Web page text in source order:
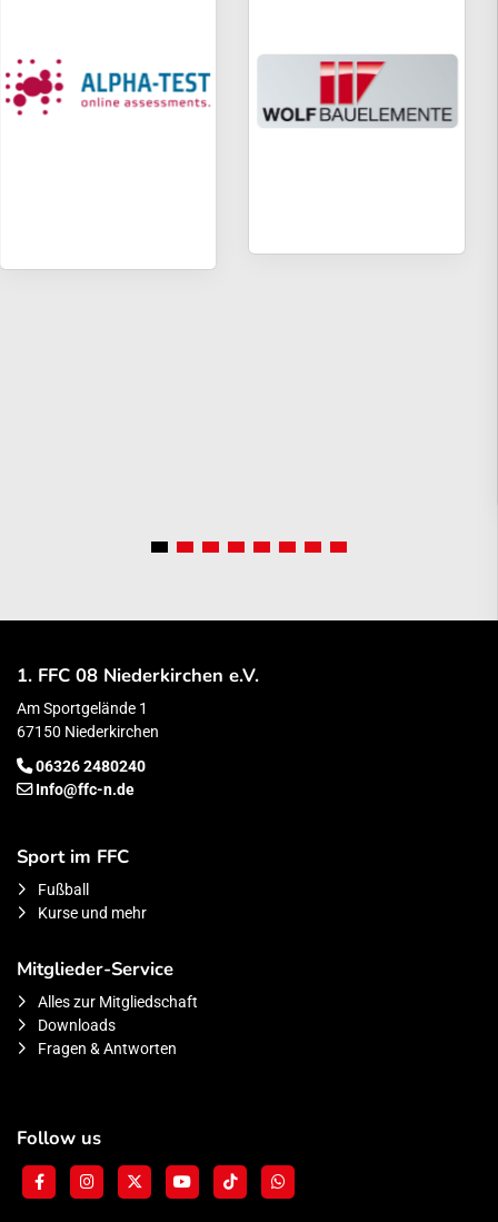
1. FFC 08 Niederkirchen e.V.
Am Sportgelände 1
67150 Niederkirchen
06326 2480240
Info@ffc-n.de
Sport im FFC
Fußball
Kurse und mehr
Mitglieder-Service
Alles zur Mitgliedschaft
Downloads
Fragen & Antworten
Follow us